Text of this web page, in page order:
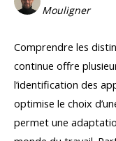
Mouligner
Comprendre les
continue offre
l’identification des
optimise le choix
permet une